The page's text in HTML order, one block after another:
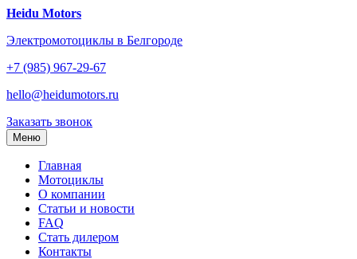
Перейти
содержанию
Heidu Motors
Электромотоциклы в Белгороде
+7 (985) 967-29-67
hello@heidumotors.ru
Заказать звонок
Меню
Главная
Мотоциклы
О компании
Статьи и новости
FAQ
Стать дилером
Контакты